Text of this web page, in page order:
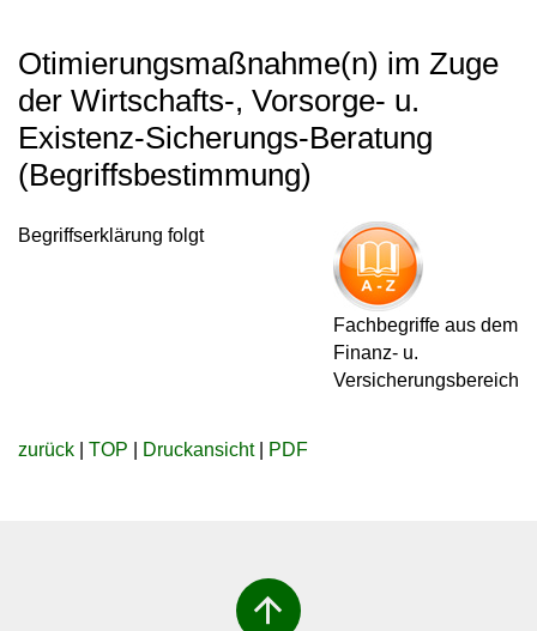
Otimierungsmaßnahme(n) im Zuge
der Wirtschafts-, Vorsorge- u.
Existenz-Sicherungs-Beratung
(Begriffsbestimmung)
Fachbegriffe aus dem
Finanz- u.
Versicherungsbereich
Begriffserklärung folgt
zurück TOP Druckansicht| PDF
arrow_upward